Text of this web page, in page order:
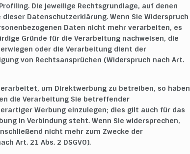
Die jeweilige Rechtsgrundlage, auf denen
Datenschutzerklärung. Wenn Sie Widerspruch
Daten nicht mehr verarbeiten, es
Gründe für die Verarbeitung nachweisen, die
oder die Verarbeitung dient der
von Rechtsansprüchen (Widerspruch nach Art.
um Direktwerbung zu betreiben, so haben
die Verarbeitung Sie betreffender
Werbung einzulegen; dies gilt auch für das
in Verbindung steht. Wenn Sie widersprechen,
nicht mehr zum Zwecke der
Art. 21 Abs. 2 DSGVO).